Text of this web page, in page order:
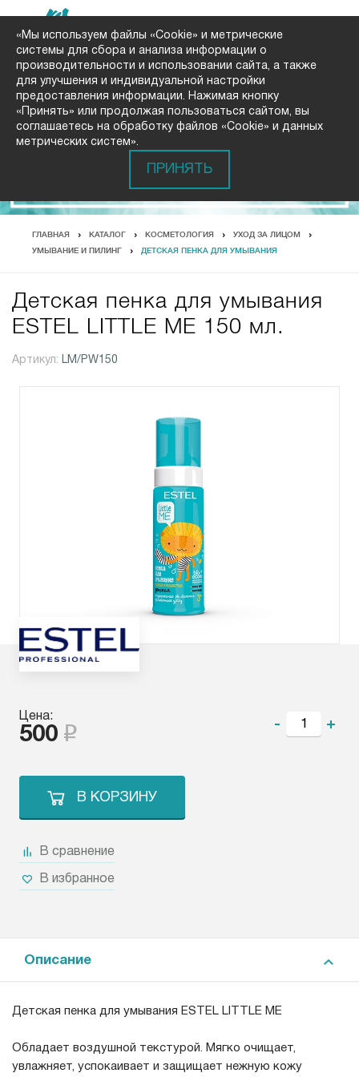
ГЛАВНАЯ КАТАЛОГ КОСМЕТОЛОГИЯ УХОД ЗА ЛИЦОМ
УМЫВАНИЕ И ПИЛИНГ ДЕТСКАЯ ПЕНКА ДЛЯ УМЫВАНИЯ
Детская пенка для умывания
ESTEL LITTLE ME 150 мл.
Артикул: LM/PW150
Цена:
500
- +
В КОРЗИНУ
В сравнение
В избранное
Описание
Детская пенка для умывания ESTEL LITTLE ME
Обладает воздушной текстурой. Мягко очищает,
увлажняет, успокаивает и защищает нежную кожу
«Мы используем файлы «Cookie» и метрические
системы для сбора и анализа информации о
производительности и использовании сайта, а также
для улучшения и индивидуальной настройки
предоставления информации. Нажимая кнопку
«Принять» или продолжая пользоваться сайтом, вы
соглашаетесь на обработку файлов «Cookie» и данных
метрических систем».
ПРИНЯТЬ